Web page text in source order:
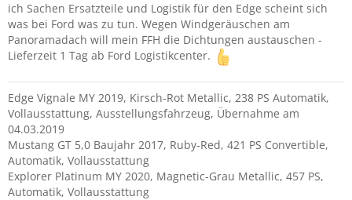
ich Sachen Ersatzteile und Logistik für den Edge scheint sich
was bei Ford was zu tun. Wegen Windgeräuschen am
Panoramadach will mein FFH die Dichtungen austauschen -
Lieferzeit 1 Tag ab Ford Logistikcenter.
Edge Vignale MY 2019, Kirsch-Rot Metallic, 238 PS Automatik,
Vollausstattung, Ausstellungsfahrzeug, Übernahme am
04.03.2019
Mustang GT 5,0 Baujahr 2017, Ruby-Red, 421 PS Convertible,
Automatik, Vollausstattung
Explorer Platinum MY 2020, Magnetic-Grau Metallic, 457 PS,
Automatik, Vollausstattung